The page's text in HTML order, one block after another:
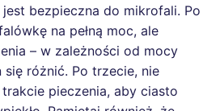
bezpieczna do mikrofali. Po
na pełną moc, ale
– w zależności od mocy
się różnić. Po trzecie, nie
pieczenia, aby ciasto